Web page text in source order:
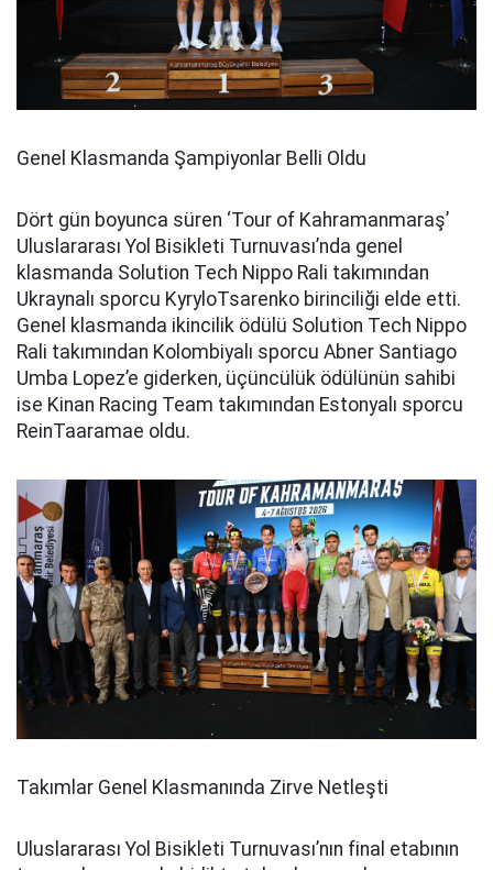
Genel Klasmanda Şampiyonlar Belli Oldu
Dört gün boyunca süren ‘Tour of Kahramanmaraş’
Uluslararası Yol Bisikleti Turnuvası’nda genel
klasmanda Solution Tech Nippo Rali takımından
Ukraynalı sporcu KyryloTsarenko birinciliği elde etti.
Genel klasmanda ikincilik ödülü Solution Tech Nippo
Rali takımından Kolombiyalı sporcu Abner Santiago
Umba Lopez’e giderken, üçüncülük ödülünün sahibi
ise Kinan Racing Team takımından Estonyalı sporcu
ReinTaaramae oldu.
Takımlar Genel Klasmanında Zirve Netleşti
Uluslararası Yol Bisikleti Turnuvası’nın final etabının